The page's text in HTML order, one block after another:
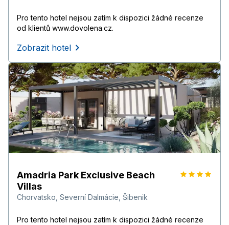
Pro tento hotel nejsou zatím k dispozici žádné recenze
od klientů www.dovolena.cz.
Zobrazit hotel
Amadria Park Exclusive Beach
Villas
Chorvatsko Severní Dalmácie Šibenik
Pro tento hotel nejsou zatím k dispozici žádné recenze